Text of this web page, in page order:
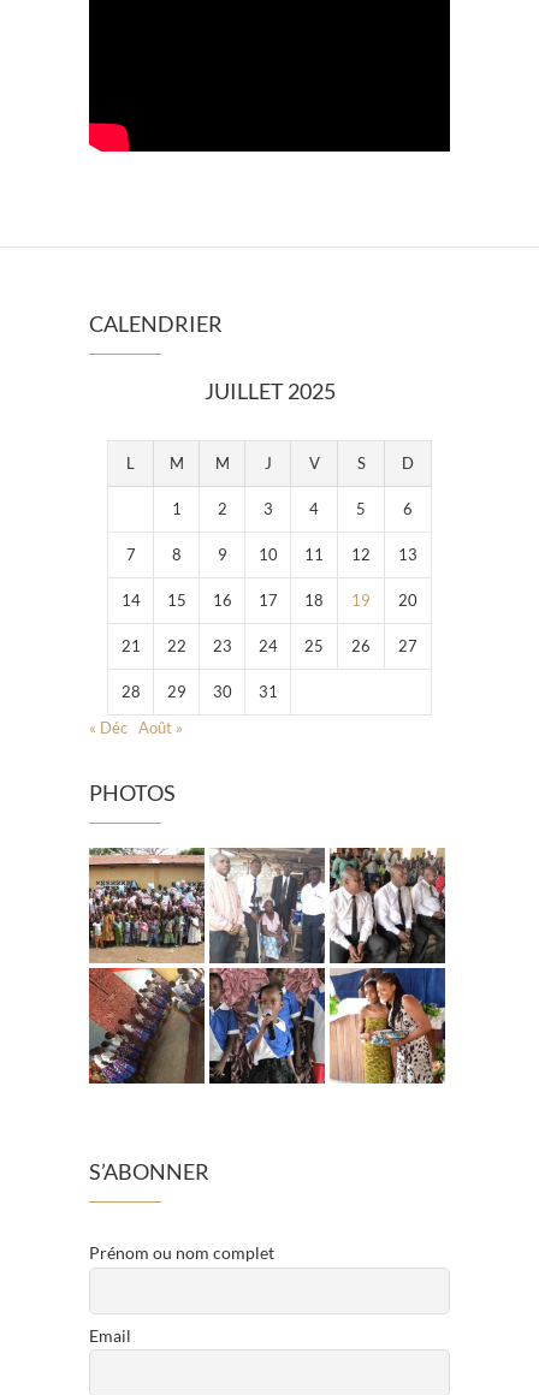
CALENDRIER
JUILLET 2025
L M M J V S D
1 2 3 4 5 6
7 8 9 10 11 12 13
14 15 16 17 18 19 20
21 22 23 24 25 26 27
28 29 30
31
« Déc Août »
PHOTOS
S’ABONNER
Prénom ou nom complet
Email